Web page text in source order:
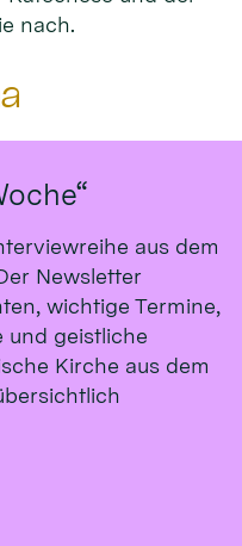
nach.
aus dem
Newsletter
wichtige Termine,
und geistliche
Kirche aus dem